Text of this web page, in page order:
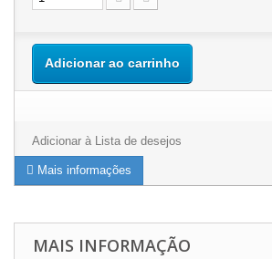
Adicionar ao carrinho
Adicionar à Lista de desejos
Mais informações
MAIS INFORMAÇÃO